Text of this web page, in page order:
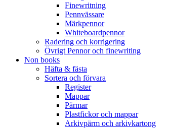
Finewritning
Pennvässare
Märkpennor
Whiteboardpennor
Radering och korrigering
Övrigt Pennor och finewriting
Non books
Häfta & fästa
Sortera och förvara
Register
Mappar
Pärmar
Plastfickor och mappar
Arkivpärm och arkivkartong